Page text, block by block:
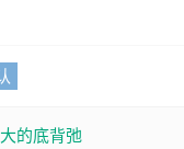
的底背弛